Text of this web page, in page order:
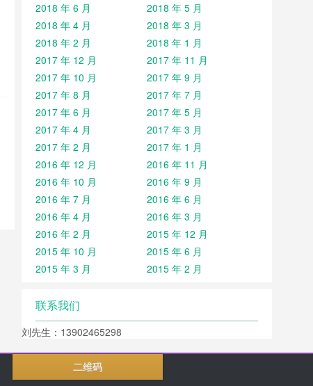
2018 年 6 月
2018 年 5 月
2018 年 4 月
2018 年 3 月
2018 年 2 月
2018 年 1 月
2017 年 12 月
2017 年 11 月
2017 年 10 月
2017 年 9 月
2017 年 8 月
2017 年 7 月
2017 年 6 月
2017 年 5 月
2017 年 4 月
2017 年 3 月
2017 年 2 月
2017 年 1 月
2016 年 12 月
2016 年 11 月
2016 年 10 月
2016 年 9 月
2016 年 7 月
2016 年 6 月
2016 年 4 月
2016 年 3 月
2016 年 2 月
2015 年 12 月
2015 年 10 月
2015 年 6 月
2015 年 3 月
2015 年 2 月
联系我们
刘先生：13902465298
二维码